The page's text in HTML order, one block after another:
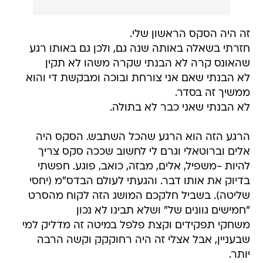
זה היה הסקס הראשון שלי.
חזרתי בשאלה באותה שנה גם, ולכן גם באותו רגע
שהאונס קרה לא הבנתי שקרה משהו לא תקין
לא הבנתי שאם אני צורחת ובוכה ומבקשת די והוא
ממשיך זה בסדר.
לא הבנתי שאני כבר לא בתולה.
הרגע הזה הוא הרגע שהכל השתבש. הסקס היה
אלים וברוטאלי וגרם לי לחשוב שככה סקס צריך
להיות -משפיל, אלים, מבזה, כואב, פוגע. חפשתי
בדיוק את אותו דבר. והגעתי לעולם הבדס"מ (יחסי
שליטה). בשביל חלקכם המושג הזה לקוח מהסרט
"חמישים גוונים של" ושלא תבינו לא נכון
משחקי תפקידים וקצת פלפל במיטה זה מדליק למי
שבעניין, אבל אצלי זה היה רחוקקק וקשה הרבה
יותר.